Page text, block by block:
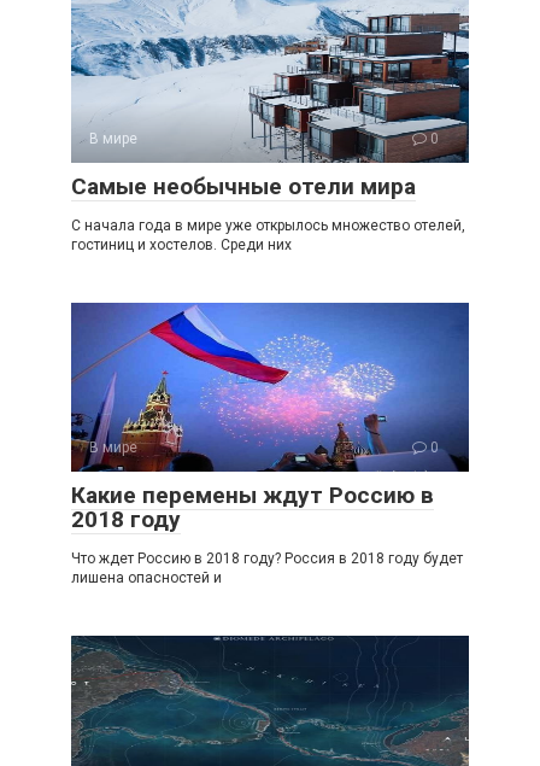
В мире 0
Самые необычные отели мира
С начала года в мире уже открылось множество отелей,
гостиниц и хостелов. Среди них
В мире 0
Какие перемены ждут Россию в
2018 году
Что ждет Россию в 2018 году? Россия в 2018 году будет
лишена опасностей и